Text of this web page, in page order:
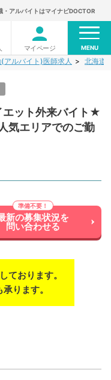
・アルバイトはマイナビDOCTOR
マイページ MENU
アルバイト)医師求人 北海道
エット外来バイト★
気エリアでのご勤
新の募集状況を
問い合わせる
ております。
ります。